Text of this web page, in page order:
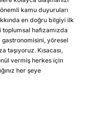
kamu duyuruları
en doğru bilgiyi ilk
hafızamızda
yöresel
taşıyoruz. Kısacası,
vermiş herkes için
her şeye